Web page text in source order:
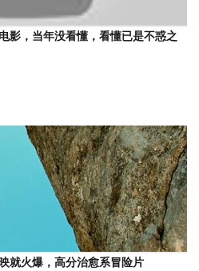
影，当年没看懂，看懂已是不惑之
就火爆，高分治愈系冒险片